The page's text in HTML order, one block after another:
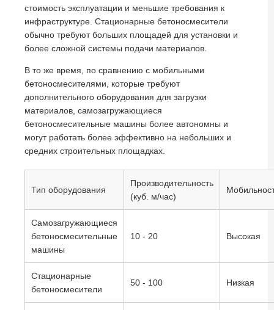
стоимость эксплуатации и меньшие требования к
инфраструктуре. Стационарные бетоносмесители
обычно требуют больших площадей для установки и
более сложной системы подачи материалов.
В то же время, по сравнению с мобильными
бетоносмесителями, которые требуют
дополнительного оборудования для загрузки
материалов, самозагружающиеся
бетоносмесительные машины более автономны и
могут работать более эффективно на небольших и
средних строительных площадках.
Тип оборудования
Производительность
(куб. м/час)
Самозагружающиеся
бетоносмесительные
машины
10 - 20 Высокая
Стационарные
бетоносмесители
50 - 100 Низкая